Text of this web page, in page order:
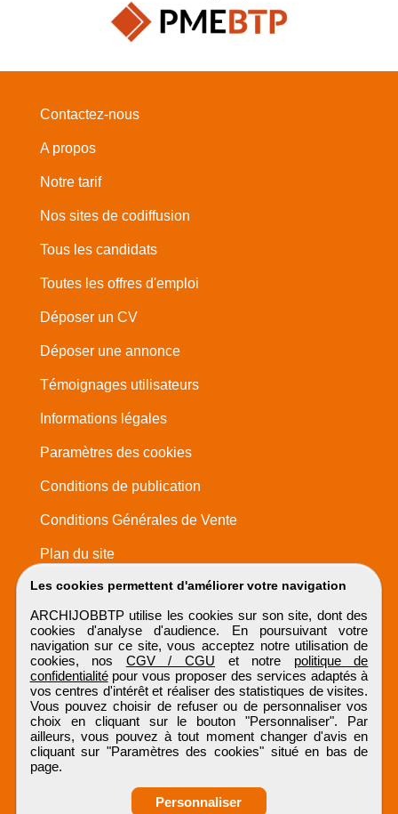
Les cookies permettent d'améliorer votre navigation
ARCHIJOBBTP utilise les cookies sur son site, dont des
cookies d'analyse d'audience. En poursuivant votre
navigation sur ce site, vous acceptez notre utilisation de
cookies, nos CGV / CGU et notre politique de
confidentialitépour vous proposer des services adaptés à
vos centres d'intérêt et réaliser des statistiques de visites.
Vous pouvez choisir de refuser ou de personnaliser vos
choix en cliquant sur le bouton "Personnaliser". Par
ailleurs, vous pouvez à tout moment changer d'avis en
cliquant sur "Paramètres des cookies" situé en bas de
page.
Personnaliser
Contactez-nous
A propos
Notre tarif
Nos sites de codiffusion
Tous les candidats
Toutes les offres d'emploi
Déposer un CV
Déposer une annonce
Témoignages utilisateurs
Informations légales
Paramètres des cookies
Conditions de publication
Conditions Générales de Vente
Plan du site